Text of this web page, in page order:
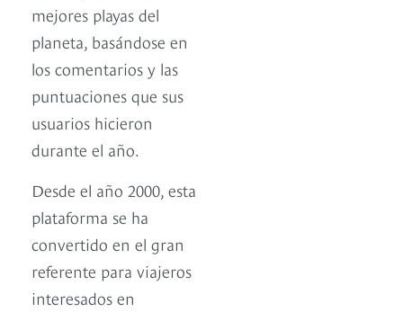
mejores playas del
planeta, basándose en
los comentarios y las
puntuaciones que sus
usuarios hicieron
durante el año.
Desde el año 2000, esta
plataforma se ha
convertido en el gran
referente para viajeros
interesados en